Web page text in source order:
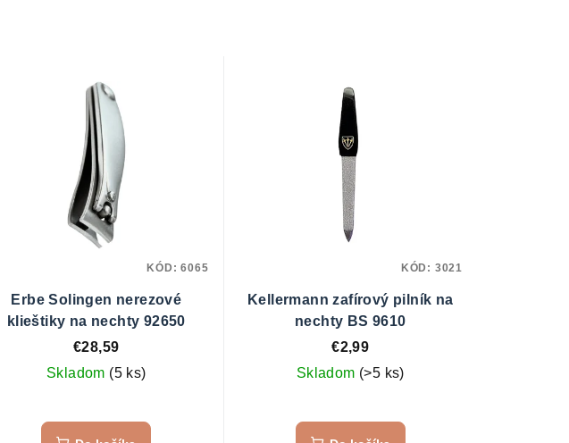
Erbe Solingen nerezové
klieštiky na nechty 92650
€28,59
Skladom (5 ks)
KÓD:6065
Kellermann zafírový pilník na
nechty BS 9610
€2,99
Skladom (>5 ks)
KÓD: 3021